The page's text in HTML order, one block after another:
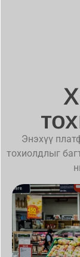
Энэхүү
тохиолдлыг